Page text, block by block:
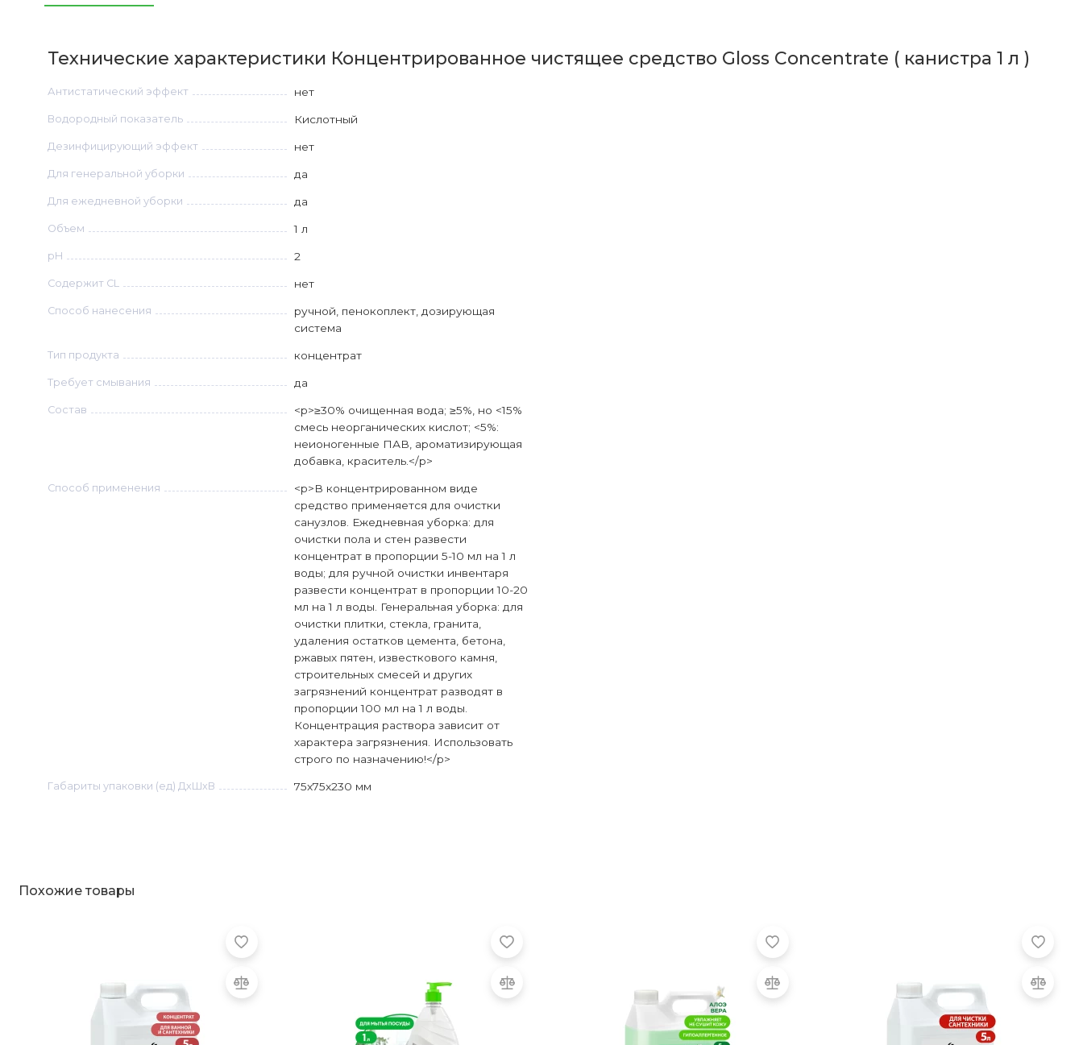
Технические характеристики Концентрированное чистящее средство Gloss Concentrate ( канистра 1 л )
Антистатический эффект нет
Водородный показатель Кислотный
Дезинфицирующий эффект нет
Для генеральной уборки да
Для ежедневной уборки да
Объем 1 л
рН 2
Содержит CL нет
Способ нанесения
ручной, пенокоплект, дозирующая
система
Тип продукта концентрат
Требует смывания да
Состав
<p>≥30% очищенная вода; ≥5%, но <15%
смесь неорганических кислот; <5%:
неионогенные ПАВ, ароматизирующая
добавка, краситель.</p>
Способ применения
<p>В концентрированном виде
средство применяется для очистки
санузлов. Ежедневная уборка: для
очистки пола и стен развести
концентрат в пропорции 5-10 мл на 1 л
воды; для ручной очистки инвентаря
развести концентрат в пропорции 10-20
мл на 1 л воды. Генеральная уборка: для
очистки плитки, стекла, гранита,
удаления остатков цемента, бетона,
ржавых пятен, известкового камня,
строительных смесей и других
загрязнений концентрат разводят в
пропорции 100 мл на 1 л воды.
Концентрация раствора зависит от
характера загрязнения. Использовать
строго по назначению!</p>
Габариты упаковки (ед) ДхШхВ 75x75x230 мм
Похожие товары